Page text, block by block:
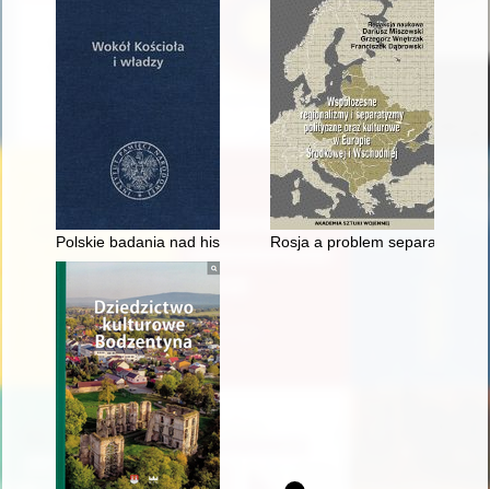
Polskie badania nad historią niemieckiej okupacji Polski w
Rosja a problem separatyzmu